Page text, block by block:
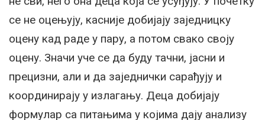
се не оцењују, касније добијају заједницку
оцену кад раде у пару, а потом свако своју
оцену. Значи уче се да буду тачни, јасни и
прецизни, али и да заједнички сарађују и
координирају у излагању. Деца добијају
формулар са питањима у којима дају анализу